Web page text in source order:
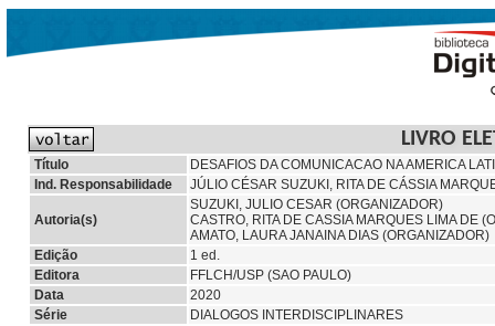
LIVRO
Título
DESAFIOS DA COMUNICACAO NA AMERICA
Ind. Responsabilidade
JÚLIO CÉSAR SUZUKI, RITA DE CÁSSIA
Autoria(s)
SUZUKI, JULIO CESAR (ORGANIZADOR)
CASTRO, RITA DE CASSIA MARQUES LIMA DE
AMATO, LAURA JANAINA DIAS (ORGANIZADOR)
Edição
1 ed.
Editora
FFLCH/USP (SAO PAULO)
Data
2020
Série
DIALOGOS INTERDISCIPLINARES